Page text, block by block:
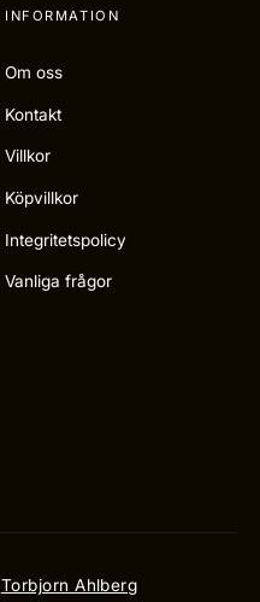
INFORMATION
Om oss
Kontakt
Villkor
Köpvillkor
Integritetspolicy
Vanliga frågor
Torbjorn Ahlberg